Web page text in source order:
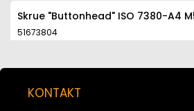
Skrue "Buttonhead" ISO 7380-A4
51673804
52073804
KONTAKT